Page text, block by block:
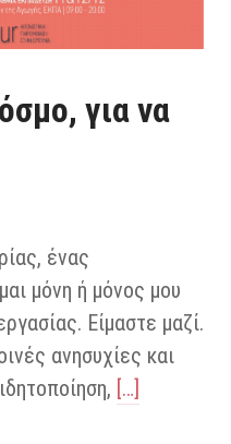
για να
ένας
μόνη ή μόνος μου
Είμαστε μαζί.
ανησυχίες και
[…]